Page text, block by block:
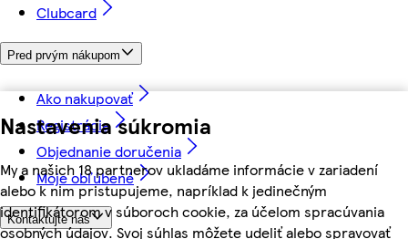
Nastavenia súkromia
My a našich 18 partnerov ukladáme informácie v zariadení
alebo k nim pristupujeme, napríklad k jedinečným
identifikátorom v súboroch cookie, za účelom spracúvania
osobných údajov. Svoj súhlas môžete udeliť alebo spravovať
Clubcard
Pred prvým nákupom
Ako nakupovať
Registrácia
Objednanie doručenia
Moje obľúbené
Kontaktujte nás